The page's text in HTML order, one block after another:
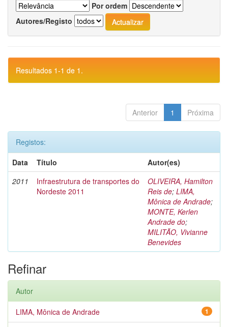
Por ordem
Autores/Registo
Resultados 1-1 de 1.
Anterior 1 Próxima
Registos:
Data
Título
Autor(es)
2011
Infraestrutura de transportes do
Nordeste 2011
OLIVEIRA, Hamilton
Reis de; LIMA,
Mônica de Andrade;
MONTE, Kerlen
Andrade do;
MILITÃO, Vivianne
Benevides
Refinar
Autor
1
LIMA, Mônica de Andrade